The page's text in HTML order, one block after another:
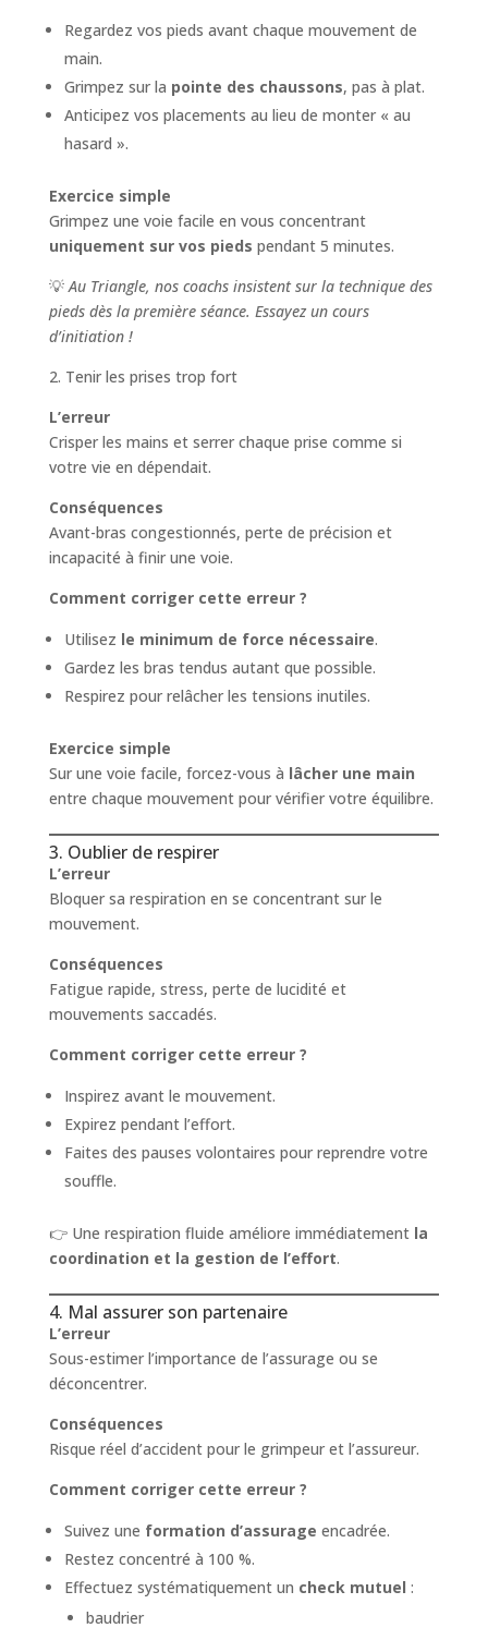
Regardez vos pieds avant chaque mouvement de
main.
Grimpez sur la pointe des chaussons, pas à plat.
Anticipez vos placements au lieu de monter « au
hasard ».
Exercice simple
Grimpez une voie facile en vous concentrant
uniquement sur vos pieds pendant 5 minutes.
💡Au Triangle, nos coachs insistent sur la technique des
pieds dès la première séance. Essayez un cours
d’initiation !
2. Tenir les prises trop fort
L’erreur
Crisper les mains et serrer chaque prise comme si
votre vie en dépendait.
Conséquences
Avant-bras congestionnés, perte de précision et
incapacité à finir une voie.
Comment corriger cette erreur ?
Utilisez le minimum de force nécessaire.
Gardez les bras tendus autant que possible.
Respirez pour relâcher les tensions inutiles.
Exercice simple
Sur une voie facile, forcez-vous à lâcher une main
entre chaque mouvement pour vérifier votre équilibre.
3. Oublier de respirer
L’erreur
Bloquer sa respiration en se concentrant sur le
mouvement.
Conséquences
Fatigue rapide, stress, perte de lucidité et
mouvements saccadés.
Comment corriger cette erreur ?
Inspirez avant le mouvement.
Expirez pendant l’effort.
Faites des pauses volontaires pour reprendre votre
souffle.
👉 Une respiration fluide améliore immédiatement la
coordination et la gestion de l’effort.
4. Mal assurer son partenaire
L’erreur
Sous-estimer l’importance de l’assurage ou se
déconcentrer.
Conséquences
Risque réel d’accident pour le grimpeur et l’assureur.
Comment corriger cette erreur ?
Suivez une formation d’assurage encadrée.
Restez concentré à 100 %.
Effectuez systématiquement un check mutuel :
baudrier